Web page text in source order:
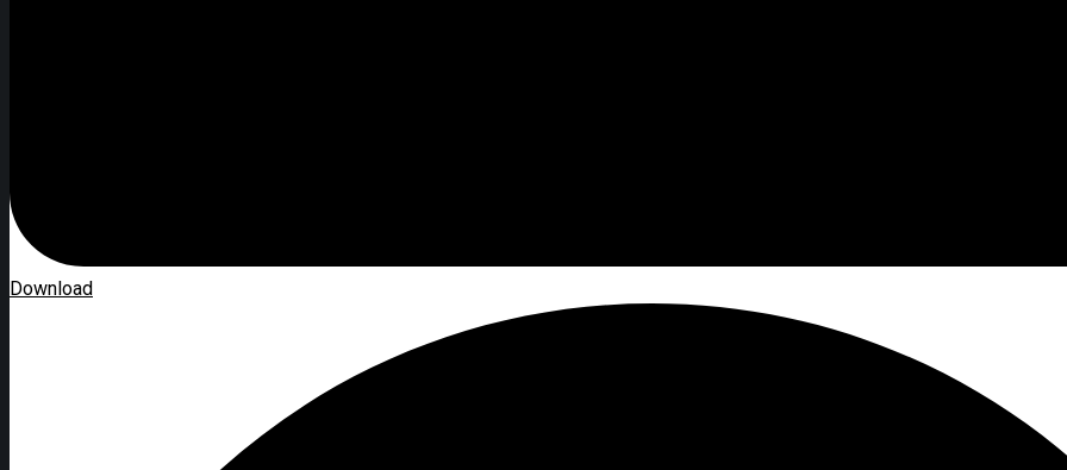
Download